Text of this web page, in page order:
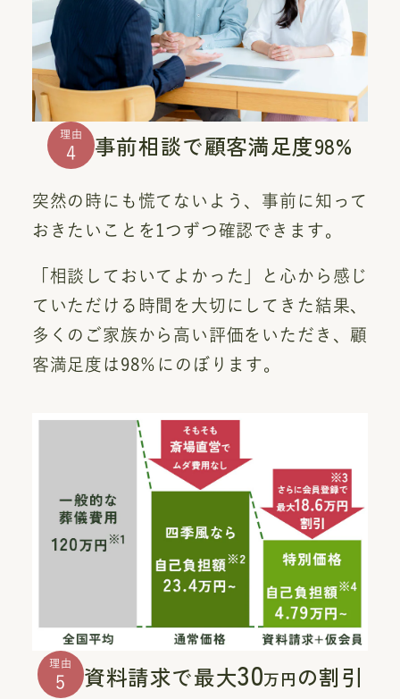
理由
4 事前相談で顧客満足度98%
突然の時にも慌てないよう、事前に知って
おきたいことを1つずつ確認できます。
「相談しておいてよかった」と心から感じ
ていただける時間を大切にしてきた結果、
多くのご家族から高い評価をいただき、顧
客満足度は98％にのぼります。
理由
5 資料請求で最大30万円 の割引